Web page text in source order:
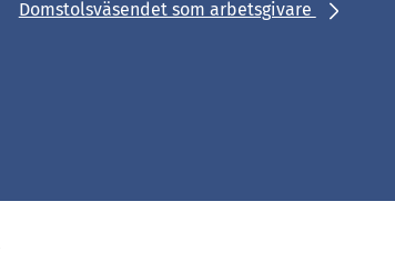
Domstolsväsendet som arbetsgivare